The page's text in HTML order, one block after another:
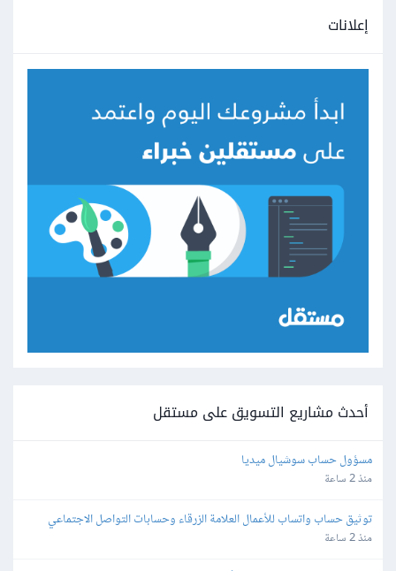
إعلانات
أحدث مشاريع التسويق على مستقل
مسؤول حساب سوشيال ميديا
منذ 2 ساعة
توثيق حساب واتساب للأعمال العلامة الزرقاء وحسابات التواصل الاجتماعي
منذ 2 ساعة